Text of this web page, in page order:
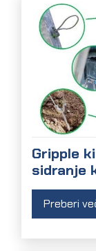
Gripple
sidranje
Preberi